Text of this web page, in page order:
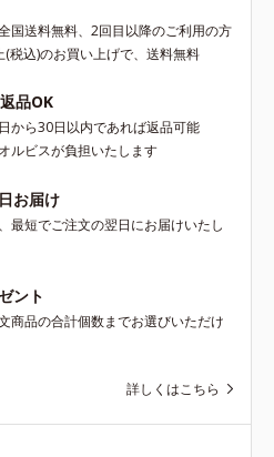
国送料無料、2回目以降のご利用の方
税込)のお買い上げで、送料無料
品OK
から30日以内であれば返品可能
ルビスが負担いたします
お届け
最短でご注文の翌日にお届けいたし
ント
商品の合計個数までお選びいただけ
詳しくはこちら